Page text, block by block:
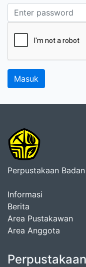
Perpustakaan
Informasi
Berita
Area Pustakawan
Area Anggota
Perpustakaan